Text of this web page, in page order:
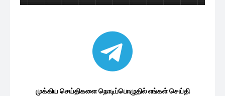
முக்கிய செய்திகளை நொடிப்பொழுதில் எங்கள் செய்தி